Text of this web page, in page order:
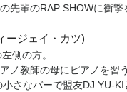
先輩のRAP SHOWに衝撃
ージェイ・カツ)
側の方。
ノ教師の母にピアノを習
さなバーで盟友DJ YU-